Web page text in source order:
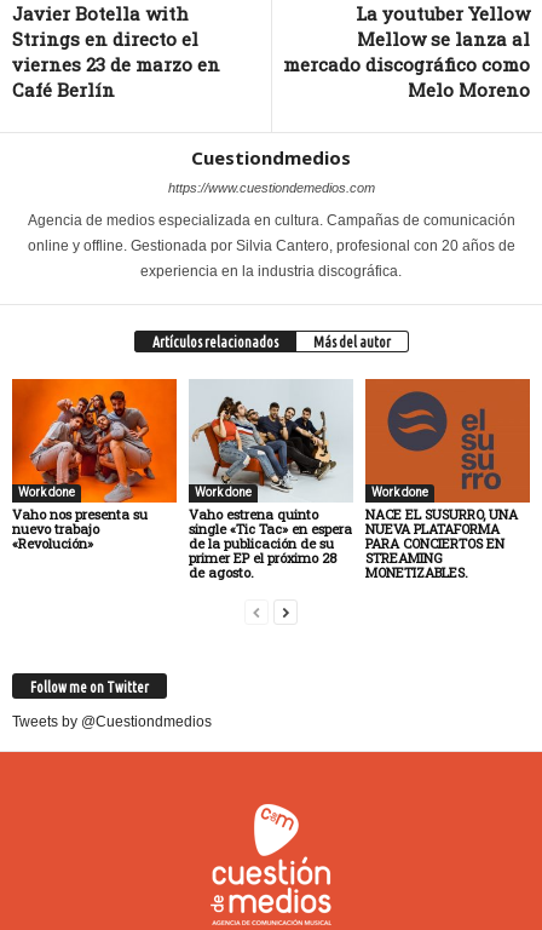
Javier Botella with
Strings en directo el
viernes 23 de marzo en
Café Berlín
La youtuber Yellow
Mellow se lanza al
mercado discográfico como
Melo Moreno
Cuestiondmedios
https://www.cuestiondemedios.com
Agencia de medios especializada en cultura. Campañas de comunicación
online y offline. Gestionada por Silvia Cantero, profesional con 20 años de
experiencia en la industria discográfica.
Artículos relacionados Más del autor
Work done
Vaho nos presenta su
nuevo trabajo
«Revolución»
Work done
Vaho estrena quinto
single «Tic Tac» en espera
de la publicación de su
primer EP el próximo 28
de agosto.
Work done
NACE EL SUSURRO, UNA
NUEVA PLATAFORMA
PARA CONCIERTOS EN
STREAMING
MONETIZABLES.
Follow me on Twitter
Tweets by @Cuestiondmedios